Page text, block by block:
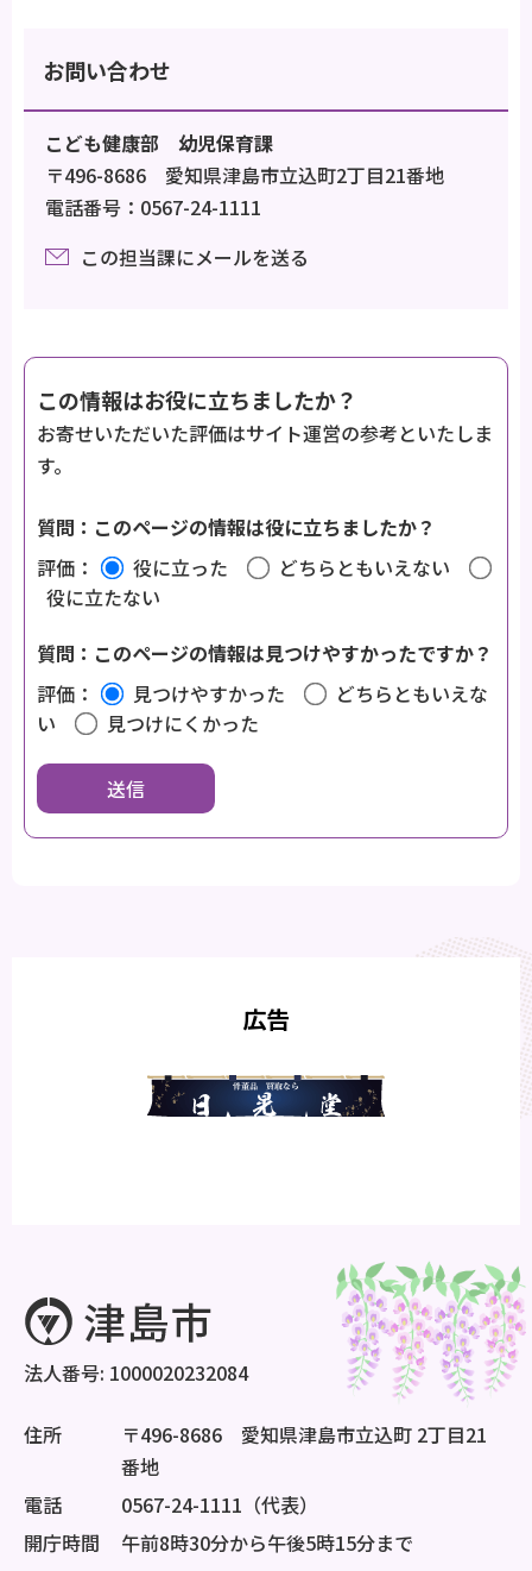
お問い合わせ
こども健康部 幼児保育課
〒496-8686 愛知県津島市立込町2丁目21番地
電話番号：0567-24-1111
この担当課にメールを送る
この情報はお役に立ちましたか？
お寄せいただいた評価はサイト運営の参考といたしま
す。
質問：このページの情報は役に立ちましたか？
評価：
役に立った
どちらともいえない
役に立たない
質問：このページの情報は見つけやすかったですか？
評価：
見つけやすかった
どちらともいえな
い
見つけにくかった
広告
法人番号: 1000020232084
住所
〒496-8686 愛知県津島市立込町 2丁目21
番地
電話
0567-24-1111（代表）
開庁時間
午前8時30分から午後5時15分まで